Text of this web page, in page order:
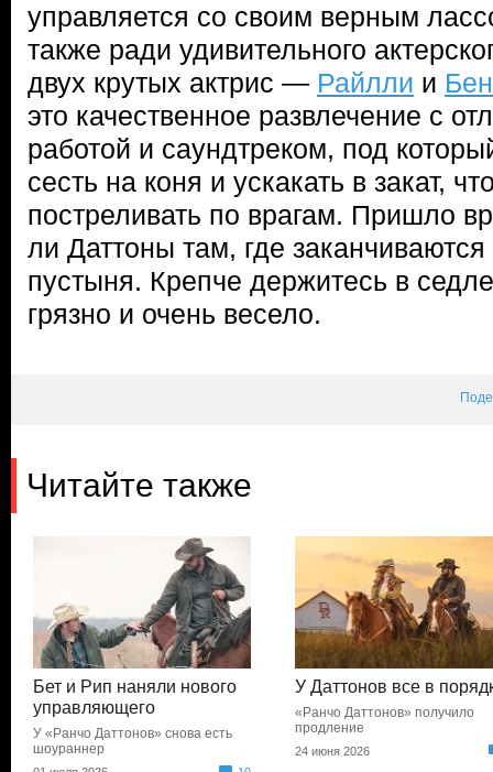
управляется со своим верным
также ради удивительного
двух крутых актрис — Райлли и
это качественное развлечение с
работой и саундтреком, под
сесть на коня и ускакать в закат,
постреливать по врагам. Пришло
ли Даттоны там, где
пустыня. Крепче держитесь в
грязно и очень весело.
Читайте также
Бет и Рип наняли нового
управляющего
У «Ранчо Даттонов» снова есть
шоураннер
У Даттонов все в
«Ранчо Даттонов» получило
продление
24 июня 2026